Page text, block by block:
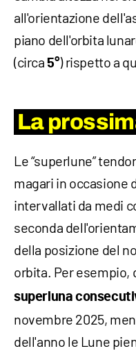
all'orientazione
piano dell'orbita
(circa5°) rispetto a
La
Le “superlune”
magari in occasione
intervallati da medi
seconda
della posizione del
orbita. Per esempio,
superluna
novembre 2025,
dell'anno le Lune